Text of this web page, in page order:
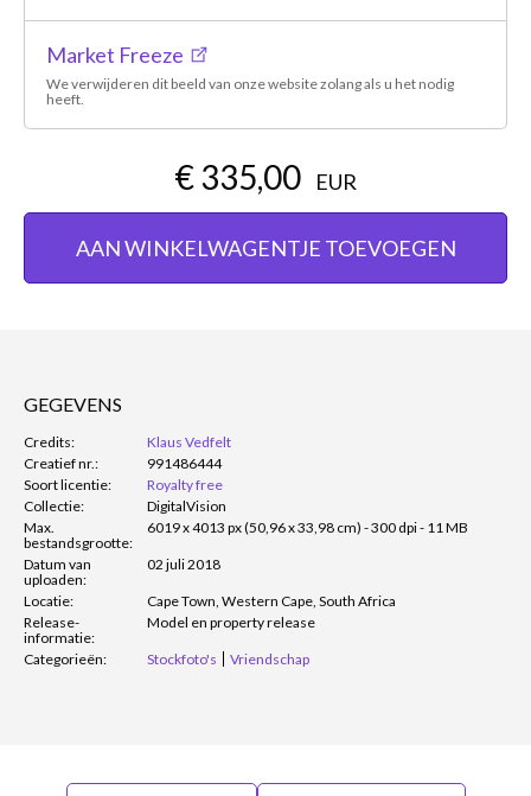
Market Freeze
We verwijderen dit beeld van onze website zolang als u het nodig
heeft.
€ 335,00 EUR
AAN WINKELWAGENTJE TOEVOEGEN
GEGEVENS
Credits:
Klaus Vedfelt
Creatief nr.:
991486444
Soort licentie:
Royalty free
Collectie:
DigitalVision
Max.
bestandsgrootte:
6019 x 4013 px (50,96 x 33,98 cm) - 300 dpi - 11 MB
Datum van
uploaden:
02 juli 2018
Locatie:
Cape Town, Western Cape, South Africa
Release-
informatie:
Model en property release
Categorieën: Stockfoto's Vriendschap